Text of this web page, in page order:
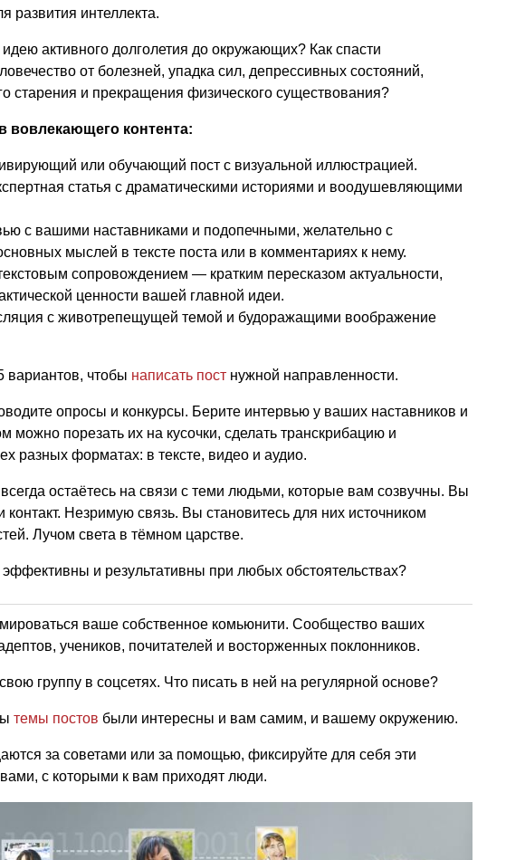
развития интеллекта.
активного долголетия до окружающих? Как спасти
от болезней, упадка сил, депрессивных состояний,
старения и прекращения физического существования?
вовлекающего контента:
или обучающий пост с визуальной иллюстрацией.
статья с драматическими историями и воодушевляющими
с вашими наставниками и подопечными, желательно с
мыслей в тексте поста или в комментариях к нему.
сопровождением — кратким пересказом актуальности,
ценности вашей главной идеи.
с животрепещущей темой и будоражащими воображение
вариантов, чтобы написать пост нужной направленности.
опросы и конкурсы. Берите интервью у ваших наставников и
можно порезать их на кусочки, сделать транскрибацию и
разных форматах: в тексте, видео и аудио.
остаётесь на связи с теми людьми, которые вам созвучны. Вы
контакт. Незримую связь. Вы становитесь для них источником
Лучом света в тёмном царстве.
ваше собственное комьюнити. Сообщество ваших
учеников, почитателей и восторженных поклонников.
группу в соцсетях. Что писать в ней на регулярной основе?
темы постов были интересны и вам самим, и вашему окружению.
за советами или за помощью, фиксируйте для себя эти
с которыми к вам приходят люди.